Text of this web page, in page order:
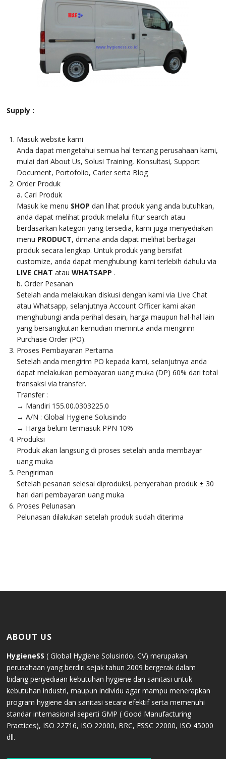
Supply :
Masuk website kami
Anda dapat mengetahui semua hal tentang perusahaan kami,
mulai dari About Us, Solusi Training, Konsultasi, Support
Document, Portofolio, Carier serta Blog
Order Produk
a. Cari Produk
Masuk ke menu SHOP dan lihat produk yang anda butuhkan,
anda dapat melihat produk melalui fitur search atau
berdasarkan kategori yang tersedia, kami juga menyediakan
menu PRODUCT, dimana anda dapat melihat berbagai
produk secara lengkap. Untuk produk yang bersifat
customize, anda dapat menghubungi kami terlebih dahulu via
LIVE CHAT atau WHATSAPP .
b. Order Pesanan
Setelah anda melakukan diskusi dengan kami via Live Chat
atau Whatsapp, selanjutnya Account Officer kami akan
menghubungi anda perihal desain, harga maupun hal-hal lain
yang bersangkutan kemudian meminta anda mengirim
Purchase Order (PO).
Proses Pembayaran Pertama
Setelah anda mengirim PO kepada kami, selanjutnya anda
dapat melakukan pembayaran uang muka (DP) 60% dari total
transaksi via transfer.
Transfer :
→ Mandiri 155.00.0303225.0
→ A/N : Global Hygiene Solusindo
→ Harga belum termasuk PPN 10%
Produksi
Produk akan langsung di proses setelah anda membayar
uang muka
Pengiriman
Setelah pesanan selesai diproduksi, penyerahan produk ± 30
hari dari pembayaran uang muka
Proses Pelunasan
Pelunasan dilakukan setelah produk sudah diterima
ABOUT US
HygieneSS ( Global Hygiene Solusindo, CV) merupakan
perusahaan yang berdiri sejak tahun 2009 bergerak dalam
bidang penyediaan kebutuhan hygiene dan sanitasi untuk
kebutuhan industri, maupun individu agar mampu menerapkan
program hygiene dan sanitasi secara efektif serta memenuhi
standar internasional seperti GMP ( Good Manufacturing
Practices), ISO 22716, ISO 22000, BRC, FSSC 22000, ISO 45000
dll.